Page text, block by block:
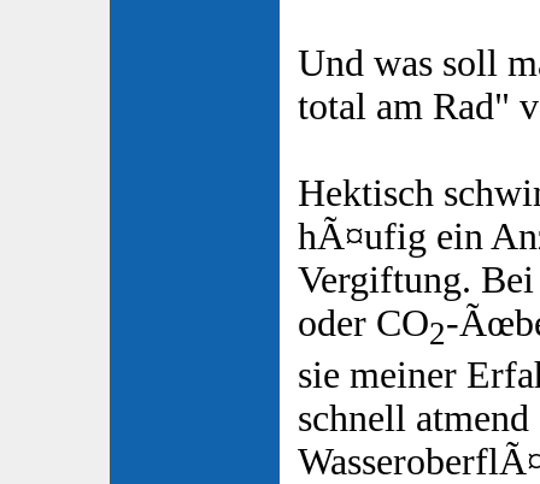
Und was soll
total am Rad"
Hektisch
hÃ¤ufig ein
Vergiftung.
oder CO2-
sie meiner
schnell atmend